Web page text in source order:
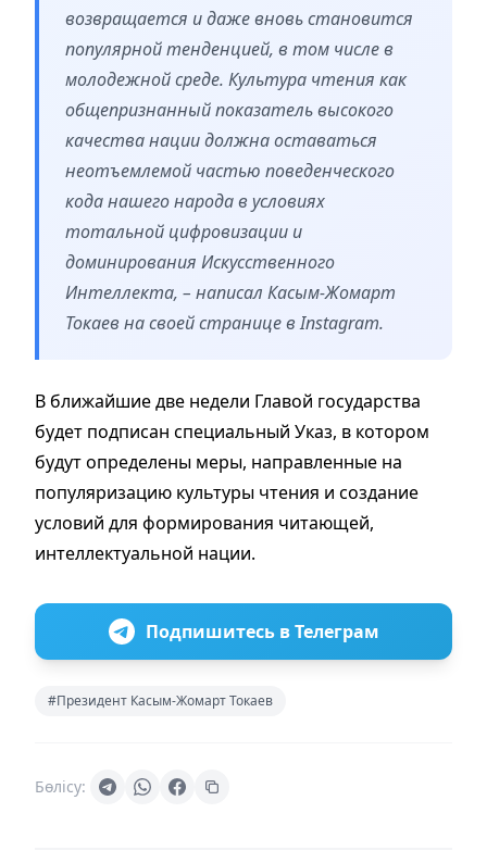
возвращается и даже вновь становится
популярной тенденцией, в том числе в
молодежной среде. Культура чтения как
общепризнанный показатель высокого
качества нации должна оставаться
неотъемлемой частью поведенческого
кода нашего народа в условиях
тотальной цифровизации и
доминирования Искусственного
Интеллекта, – написал Касым-Жомарт
Токаев на своей странице в Instagram.
В ближайшие две недели Главой государства
будет подписан специальный Указ, в котором
будут определены меры, направленные на
популяризацию культуры чтения и создание
условий для формирования читающей,
интеллектуальной нации.
Подпишитесь в Телеграм
#Президент Касым-Жомарт Токаев
Бөлісу: